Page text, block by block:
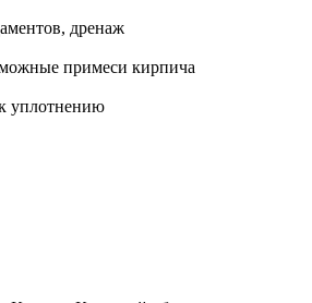
дренаж
примеси кирпича
уплотнению